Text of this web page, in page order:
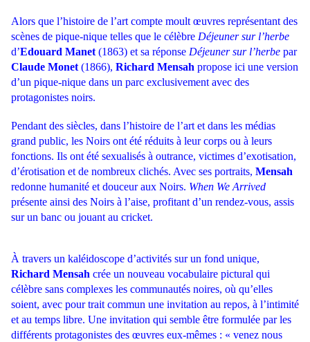
Alors que l’histoire de l’art compte moult œuvres représentant des
scènes de pique-nique telles que le célèbre Déjeuner sur l’herbe
d’Edouard Manet (1863) et sa réponse Déjeuner sur l’herbe par
Claude Monet (1866), Richard Mensah propose ici une version
d’un pique-nique dans un parc exclusivement avec des
protagonistes noirs.
Pendant des siècles, dans l’histoire de l’art et dans les médias
grand public, les Noirs ont été réduits à leur corps ou à leurs
fonctions. Ils ont été sexualisés à outrance, victimes d’exotisation,
d’érotisation et de nombreux clichés. Avec ses portraits, Mensah
redonne humanité et douceur aux Noirs. When We Arrived
présente ainsi des Noirs à l’aise, profitant d’un rendez-vous, assis
sur un banc ou jouant au cricket.
À travers un kaléidoscope d’activités sur un fond unique,
Richard Mensah crée un nouveau vocabulaire pictural qui
célèbre sans complexes les communautés noires, où qu’elles
soient, avec pour trait commun une invitation au repos, à l’intimité
et au temps libre. Une invitation qui semble être formulée par les
différents protagonistes des œuvres eux-mêmes : « venez nous